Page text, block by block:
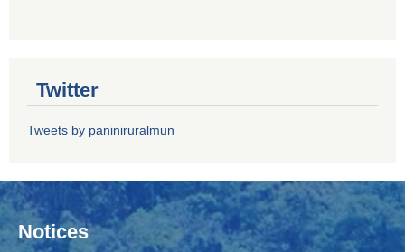
Twitter
Tweets by paniniruralmun
Notices